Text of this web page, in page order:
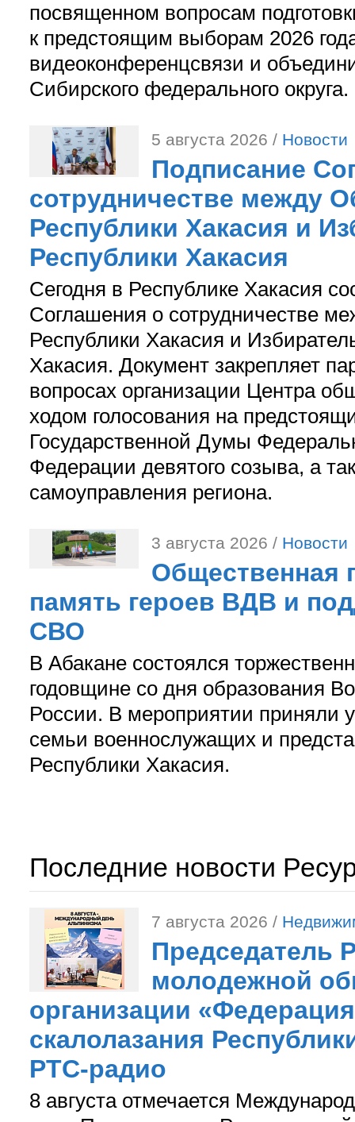
посвященном вопросам
к предстоящим выборам 2026
видеоконференцсвязи и
Сибирского федерального округа.
5 августа 2026 / Новости
Подписание
сотрудничестве между
Республики Хакасия и
Республики Хакасия
Сегодня в Республике Хакасия
Соглашения о сотрудничестве
Республики Хакасия и
Хакасия. Документ закрепляет
вопросах организации Центра
ходом голосования на
Государственной Думы
Федерации девятого созыва, а
самоуправления региона.
3 августа 2026 / Новости
Общественная
память героев ВДВ и
СВО
В Абакане состоялся
годовщине со дня образования
России. В мероприятии приняли
семьи военнослужащих и
Республики Хакасия.
Последние новости
7 августа 2026 /
Председатель
молодежной
организации
скалолазания
РТС-радио
8 августа отмечается